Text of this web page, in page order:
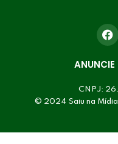
ANUNCIE
CNPJ:
© 2024 Saiu na